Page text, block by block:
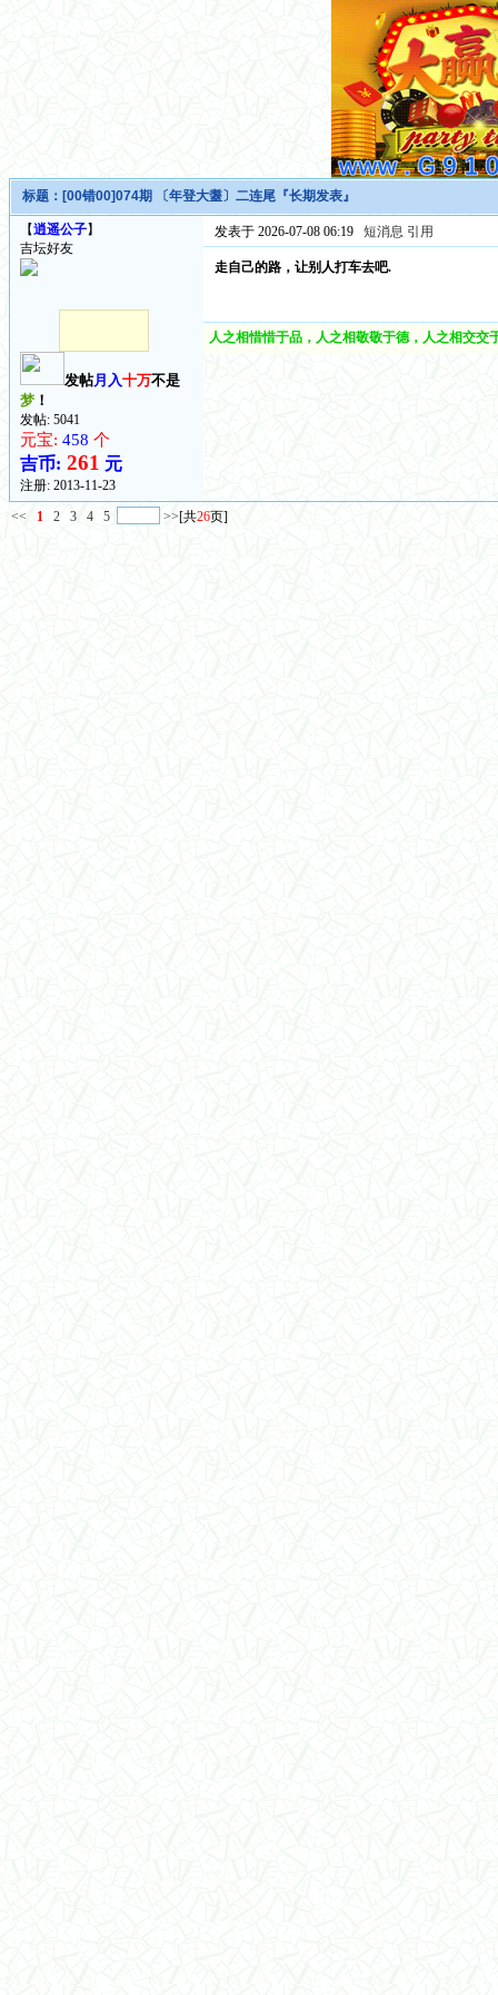
标题： [00错00]074期 〔年登大耋〕二连尾『长期发表』
【逍遥公子】
吉坛好友
发帖月入十万不是
梦！
发帖: 5041
元宝: 458 个
吉币: 261 元
注册: 2013-11-23
发表于 2026-07-08 06:19 短消息 引用
走自己的路，让别人打车去吧.
人之相惜惜于品，人之相敬敬于德，人之相交
<< 1 2 3 4 5 >>[共26页]